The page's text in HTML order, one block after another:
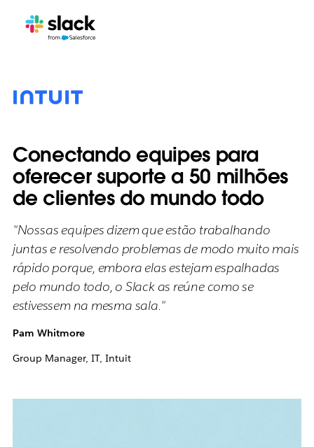
Conectando equipes para
oferecer suporte a 50 milhões
de clientes do mundo todo
"Nossas equipes dizem que estão trabalhando
juntas e resolvendo problemas de modo muito mais
rápido porque, embora elas estejam espalhadas
pelo mundo todo, o Slack as reúne como se
estivessem na mesma sala."
Pam Whitmore
Group Manager, IT, Intuit